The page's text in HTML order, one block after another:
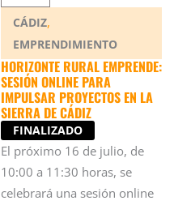
CÁDIZ,
EMPRENDIMIENTO
HORIZONTE RURAL EMPRENDE:
SESIÓN ONLINE PARA
IMPULSAR PROYECTOS EN LA
SIERRA DE CÁDIZ
FINALIZADO
El próximo 16 de julio, de
10:00 a 11:30 horas, se
celebrará una sesión online